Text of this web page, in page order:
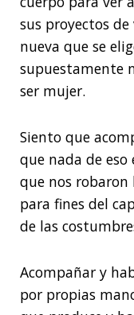
sus proyectos
nueva que se
supuestamente
ser mujer.
Siento que
que nada de eso
que nos
para fines del
de las
Acompañar y
por propias